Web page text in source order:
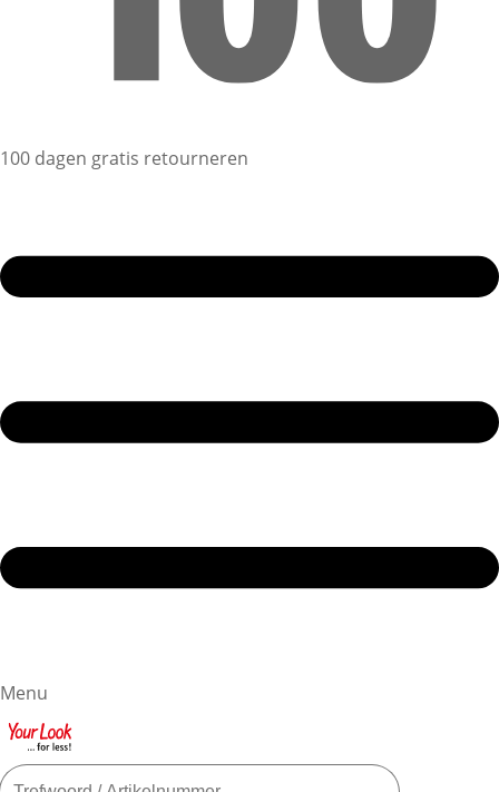
100 dagen gratis retourneren
Menu